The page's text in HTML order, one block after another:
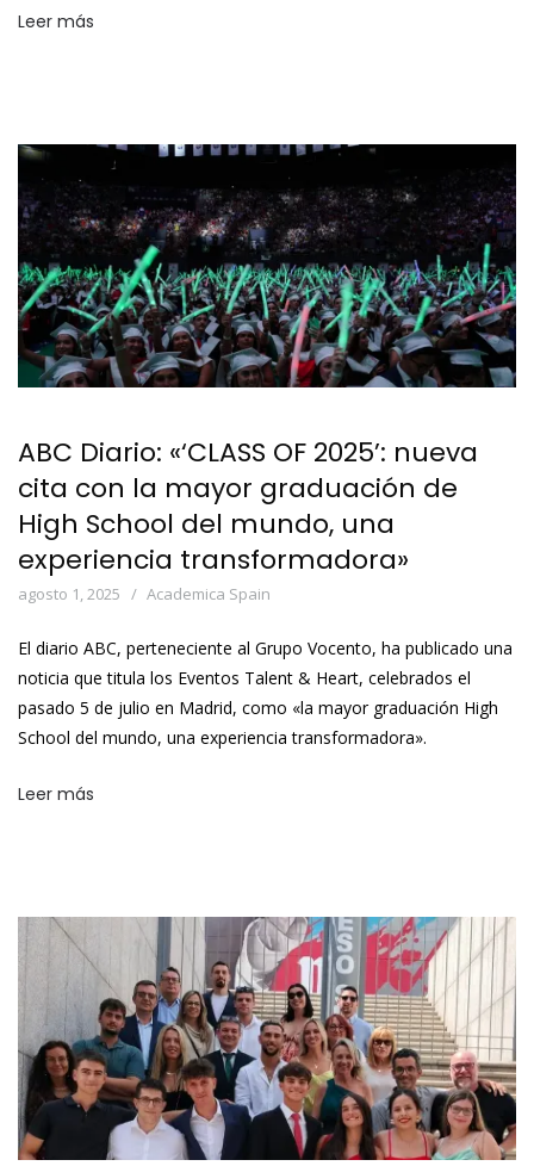
Leer más
ABC Diario: «‘CLASS OF 2025’: nueva
cita con la mayor graduación de
High School del mundo, una
experiencia transformadora»
agosto 1, 2025 Academica Spain
El diario ABC, perteneciente al Grupo Vocento, ha publicado una
noticia que titula los Eventos Talent & Heart, celebrados el
pasado 5 de julio en Madrid, como «la mayor graduación High
School del mundo, una experiencia transformadora».
Leer más